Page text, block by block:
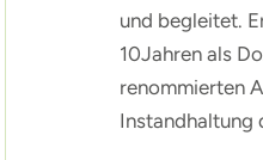
und begleitet.
10Jahren als
renommierten
Instandhaltung